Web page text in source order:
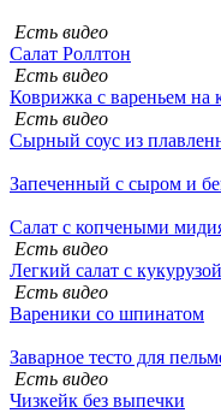
Есть видео
Салат Роллтон
Есть видео
Коврижка с вареньем на
Есть видео
Сырный соус из
Запеченный с сыром и
Салат с копчеными
Есть видео
Легкий салат с
Есть видео
Вареники со шпинатом
Заварное тесто для
Есть видео
Чизкейк без выпечки